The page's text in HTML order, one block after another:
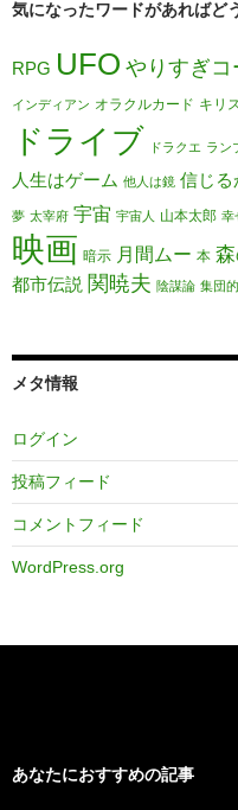
気になったワードがあればど
RPG UFO やりすぎコ
インディアン オラクルカード キリ
ドライブ ドラクエ ラン
人生はゲーム 他人は鏡 信じる
夢 太宰府 宇宙 宇宙人 山本太郎 幸
映画 暗示 月間ムー 本
都市伝説 関暁夫 陰謀論 集団
メタ情報
ログイン
投稿フィード
コメントフィード
WordPress.org
あなたにおすすめの記事